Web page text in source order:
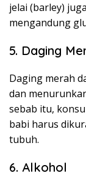
jelai (barley)
mengandung
5. Daging
Daging merah
dan
sebab itu,
babi harus
tubuh.
6. Alkohol